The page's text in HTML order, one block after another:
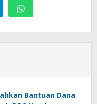
Bantuan Dana